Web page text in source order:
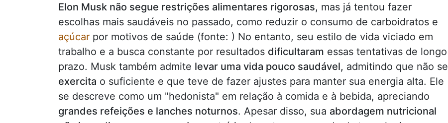
Elon Musk não segue restrições alimentares rigorosas, mas já tentou fazer
escolhas mais saudáveis no passado, como reduzir o consumo de carboidratos e
açúcar por motivos de saúde (fonte: ) No entanto, seu estilo de vida viciado em
trabalho e a busca constante por resultados dificultaram essas tentativas de longo
prazo. Musk também admite levar uma vida pouco saudável, admitindo que não se
exercita o suficiente e que teve de fazer ajustes para manter sua energia alta. Ele
se descreve como um "hedonista" em relação à comida e à bebida, apreciando
grandes refeições e lanches noturnos. Apesar disso, sua abordagem nutricional